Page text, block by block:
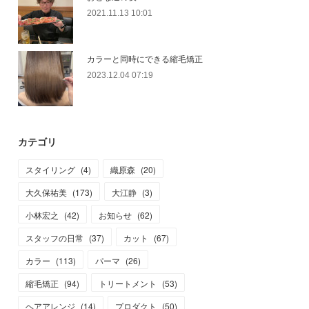
2021.11.13 10:01
カラーと同時にできる縮毛矯正
2023.12.04 07:19
カテゴリ
スタイリング (4) 織原森 (20)
大久保祐美 (173) 大江静 (3)
小林宏之
(42) お知らせ (62)
スタッフの日常 (37) カット (67)
カラー (113) パーマ (26)
縮毛矯正 (94) トリートメント (53)
ヘアアレンジ (14) プロダクト (50)